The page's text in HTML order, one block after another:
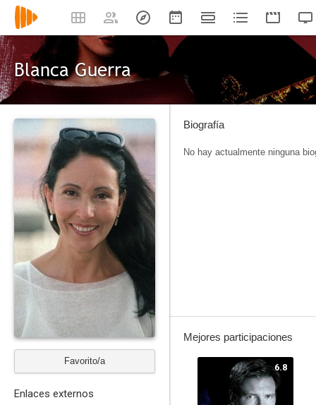
Blanca Guerra
Favorito/a
Enlaces externos
Biografía
No hay actualmente ninguna
Mejores participaciones
6.8